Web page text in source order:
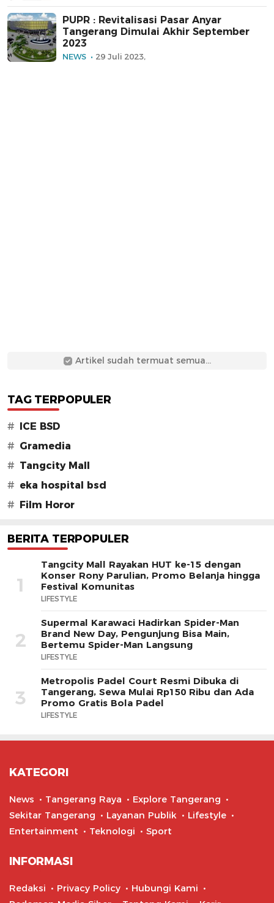
PUPR : Revitalisasi Pasar Anyar
Tangerang Dimulai Akhir September
2023
NEWS 29 Juli 2023,
Artikel sudah termuat semua...
TAG TERPOPULER
#
ICE BSD
# Gramedia
# Tangcity Mall
# eka hospital bsd
#
Film Horor
BERITA TERPOPULER
1
Tangcity Mall Rayakan HUT ke-15 dengan
Konser Rony Parulian, Promo Belanja hingga
Festival Komunitas
LIFESTYLE
2
Supermal Karawaci Hadirkan Spider-Man
Brand New Day, Pengunjung Bisa Main,
Bertemu Spider-Man Langsung
LIFESTYLE
3
Metropolis Padel Court Resmi Dibuka di
Tangerang, Sewa Mulai Rp150 Ribu dan Ada
Promo Gratis Bola Padel
LIFESTYLE
KATEGORI
News Tangerang Raya
Explore Tangerang
Sekitar Tangerang
Layanan Publik
Lifestyle
Entertainment
Teknologi Sport
INFORMASI
Redaksi Privacy Policy
Hubungi Kami